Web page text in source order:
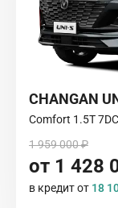
CHANGAN
Comfort 1.5T
1 959 000 ₽
от 1 428
в кредит от 18